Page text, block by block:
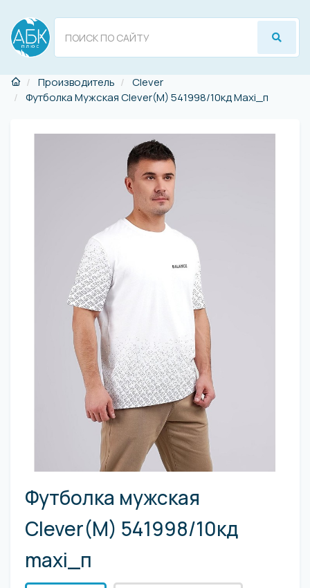
Производитель
Clever
Футболка Мужская Clever(M) 541998/10кд Maxi_п
Футболка мужская
Clever(M) 541998/10кд
maxi_п